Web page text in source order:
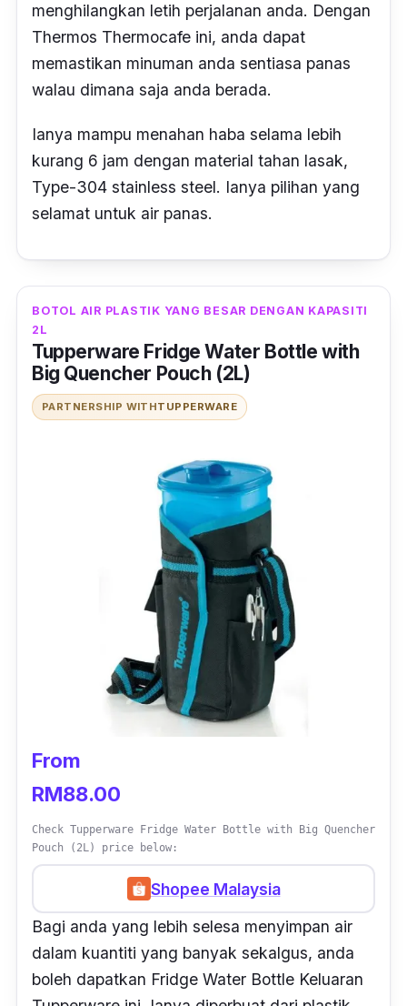
menghilangkan letih perjalanan anda. Dengan
Thermos Thermocafe ini, anda dapat
memastikan minuman anda sentiasa panas
walau dimana saja anda berada.
Ianya mampu menahan haba selama lebih
kurang 6 jam dengan material tahan lasak,
Type-304 stainless steel. Ianya pilihan yang
selamat untuk air panas.
BOTOL AIR PLASTIK YANG BESAR DENGAN KAPASITI
2L
Tupperware Fridge Water Bottle with
Big Quencher Pouch (2L)
PARTNERSHIP WITHTUPPERWARE
From
RM88.00
Check Tupperware Fridge Water Bottle with Big Quencher
Pouch (2L) price below:
Shopee Malaysia
Bagi anda yang lebih selesa menyimpan air
dalam kuantiti yang banyak sekalgus, anda
boleh dapatkan Fridge Water Bottle Keluaran